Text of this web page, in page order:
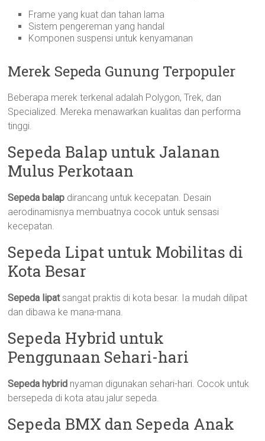
Frame yang kuat dan tahan lama
Sistem pengereman yang handal
Komponen suspensi untuk kenyamanan
Merek Sepeda Gunung Terpopuler
Beberapa merek terkenal adalah Polygon, Trek, dan
Specialized. Mereka menawarkan kualitas dan performa
tinggi.
Sepeda Balap untuk Jalanan
Mulus Perkotaan
Sepeda balap dirancang untuk kecepatan. Desain
aerodinamisnya membuatnya cocok untuk sensasi
kecepatan.
Sepeda Lipat untuk Mobilitas di
Kota Besar
Sepeda lipatsangat praktis di kota besar. Ia mudah dilipat
dan dibawa ke mana-mana.
Sepeda Hybrid untuk
Penggunaan Sehari-hari
Sepeda hybrid nyaman digunakan sehari-hari. Cocok untuk
bersepeda di kota atau jalur sepeda.
Sepeda BMX dan Sepeda Anak